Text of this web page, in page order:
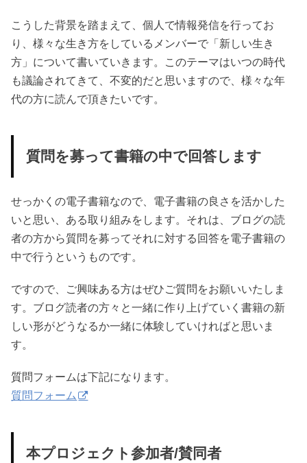
こうした背景を踏まえて、個人で情報発信を行ってお
り、様々な生き方をしているメンバーで「新しい生き
方」について書いていきます。このテーマはいつの時代
も議論されてきて、不変的だと思いますので、様々な年
代の方に読んで頂きたいです。
質問を募って書籍の中で回答します
せっかくの電子書籍なので、電子書籍の良さを活かした
いと思い、ある取り組みをします。それは、ブログの読
者の方から質問を募ってそれに対する回答を電子書籍の
中で行うというものです。
ですので、ご興味ある方はぜひご質問をお願いいたしま
す。ブログ読者の方々と一緒に作り上げていく書籍の新
しい形がどうなるか一緒に体験していければと思いま
す。
質問フォームは下記になります。
質問フォーム
本プロジェクト参加者/賛同者